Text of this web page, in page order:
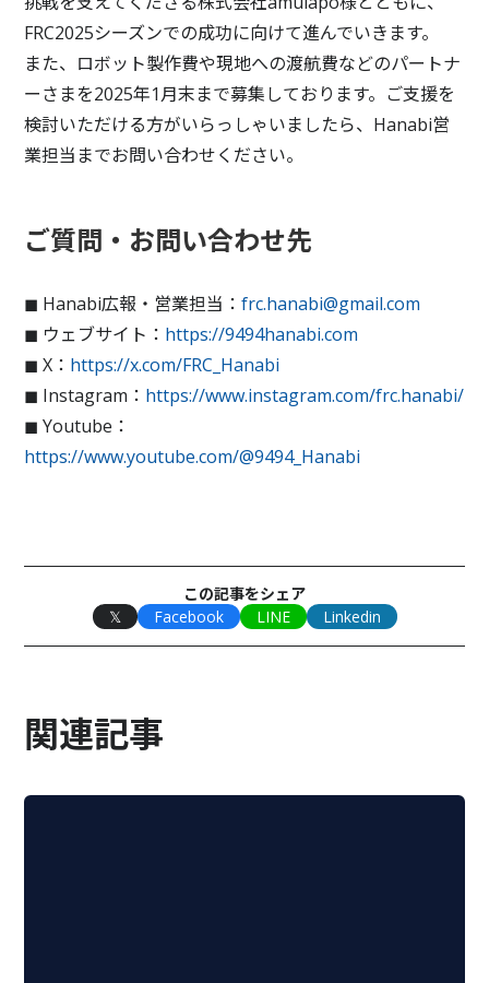
FRC2025シーズンでの成功に向けて進んでいきます。
また、ロボット製作費や現地への渡航費などのパートナ
ーさまを2025年1月末まで募集しております。ご支援を
検討いただける方がいらっしゃいましたら、Hanabi営
業担当までお問い合わせください。
ご質問・お問い合わせ先
◼︎ Hanabi広報・営業担当：frc.hanabi@gmail.com
◼︎ ウェブサイト： https://9494hanabi.com
◼︎ X： https://x.com/FRC_Hanabi
◼︎ Instagram： https://www.instagram.com/frc.hanabi/
◼︎ Youtube：
https://www.youtube.com/@9494_Hanabi
この記事をシェア
𝕏
Facebook LINE Linkedin
関連記事